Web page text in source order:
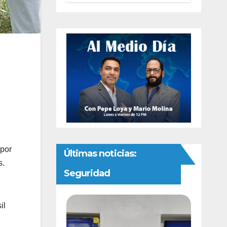
Chihuahua
Últimas noticias:
Seguridad